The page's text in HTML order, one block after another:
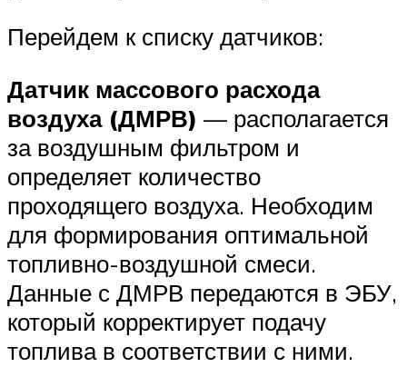
Перейдем к списку датчиков:
Датчик массового расхода
воздуха (ДМРВ) — располагается
за воздушным фильтром и
определяет количество
проходящего воздуха. Необходим
для формирования оптимальной
топливно-воздушной смеси.
Данные с ДМРВ передаются в ЭБУ,
который корректирует подачу
топлива в соответствии с ними.